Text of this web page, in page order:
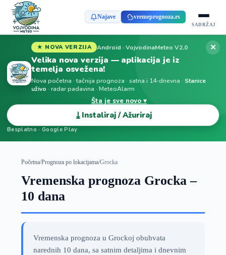
Najave vremeprognoza.rs
SADRŽAJ
★ NOVA VERZIJA Android · VojvodinaMeteo V2.0
Velika nova verzija — aplikacija je iz
temelja osvežena!
Nova početna · tačnija prognoza · satna i 14-dnevna · Stanice
uživo · radar padavina · MeteoAlarm
Šta je sve novo ▾
⤓ Instaliraj / Ažuriraj
Besplatno · Google Play
✕
Početna/Prognoza po lokacijama/Grocka
Vremenska prognoza Grocka –
10 dana
Vremenska prognoza u Grockoj obuhvata
narednih 10 dana, sa satnim detaljima i dnevnim